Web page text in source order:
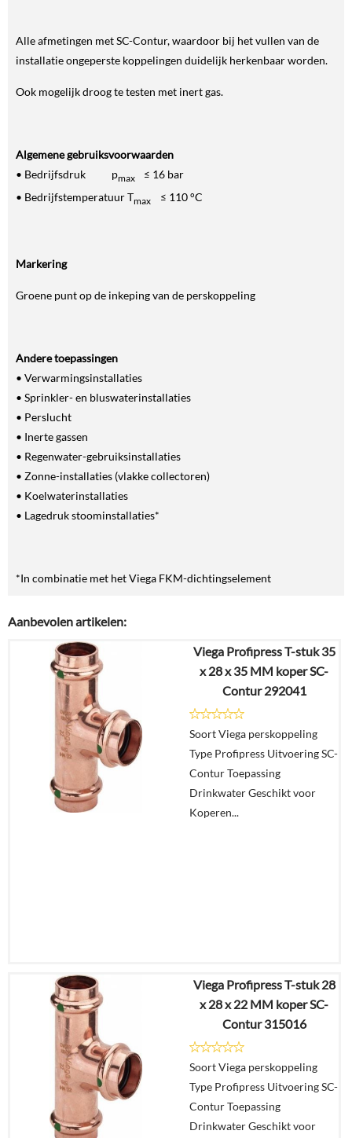
Alle afmetingen met SC-Contur, waardoor bij het vullen van de
installatie ongeperste koppelingen duidelijk herkenbaar worden.
Ook mogelijk droog te testen met inert gas.
Algemene gebruiksvoorwaarden
• Bedrijfsdruk pmax
≤ 16 bar
• Bedrijfstemperatuur Tmax ≤ 110 °C
Markering
Groene punt op de inkeping van de perskoppeling
Andere toepassingen
• Verwarmingsinstallaties
• Sprinkler- en bluswaterinstallaties
• Perslucht
• Inerte gassen
• Regenwater-gebruiksinstallaties
• Zonne-installaties (vlakke collectoren)
• Koelwaterinstallaties
• Lagedruk stoominstallaties*
*In combinatie met het Viega FKM-dichtingselement
Aanbevolen artikelen:
Viega Profipress T-stuk 35
x 28 x 35 MM koper SC-
Contur 292041
Soort Viega perskoppeling
Type Profipress Uitvoering SC-
Contur Toepassing
Drinkwater Geschikt voor
Koperen...
€26,22
€20,45
In
Viega Profipress T-stuk 28
x 28 x 22 MM koper SC-
Contur 315016
Soort Viega perskoppeling
Type Profipress Uitvoering SC-
Contur Toepassing
Drinkwater Geschikt voor